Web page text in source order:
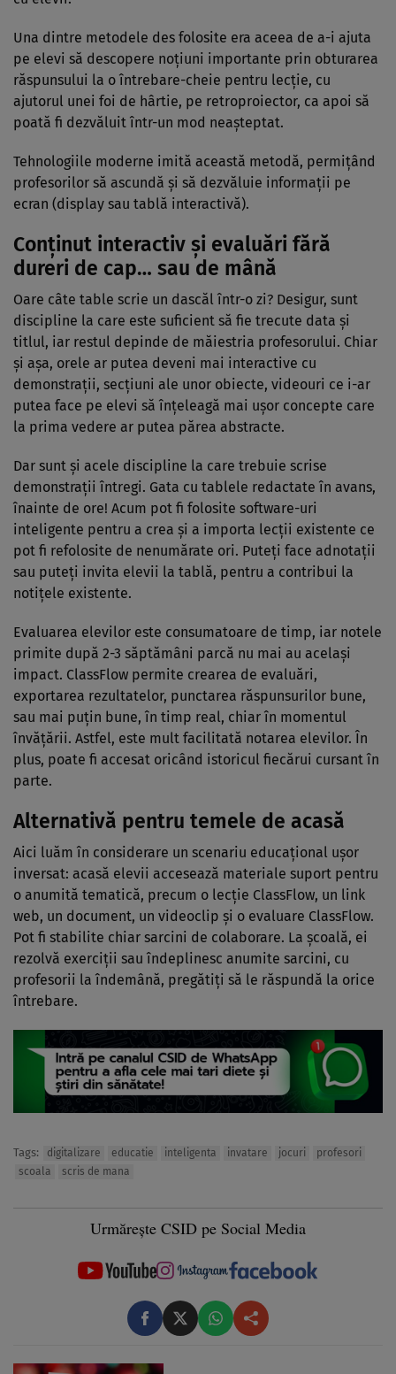
Una dintre metodele des folosite era aceea de a-i ajuta
pe elevi să descopere noțiuni importante prin obturarea
răspunsului la o întrebare-cheie pentru lecție, cu
ajutorul unei foi de hârtie, pe retroproiector, ca apoi să
poată fi dezvăluit într-un mod neașteptat.
Tehnologiile moderne imită această metodă, permițând
profesorilor să ascundă și să dezvăluie informații pe
ecran (display sau tablă interactivă).
Conținut interactiv și evaluări fără
dureri de cap… sau de mână
Oare câte table scrie un dascăl într-o zi? Desigur, sunt
discipline la care este suficient să fie trecute data și
titlul, iar restul depinde de măiestria profesorului. Chiar
și așa, orele ar putea deveni mai interactive cu
demonstrații, secțiuni ale unor obiecte, videouri ce i-ar
putea face pe elevi să înțeleagă mai ușor concepte care
la prima vedere ar putea părea abstracte.
Dar sunt și acele discipline la care trebuie scrise
demonstrații întregi. Gata cu tablele redactate în avans,
înainte de ore! Acum pot fi folosite software-uri
inteligente pentru a crea și a importa lecții existente ce
pot fi refolosite de nenumărate ori. Puteți face adnotații
sau puteți invita elevii la tablă, pentru a contribui la
notițele existente.
Evaluarea elevilor este consumatoare de timp, iar notele
primite după 2-3 săptămâni parcă nu mai au același
impact. ClassFlow permite crearea de evaluări,
exportarea rezultatelor, punctarea răspunsurilor bune,
sau mai puțin bune, în timp real, chiar în momentul
învățării. Astfel, este mult facilitată notarea elevilor. În
plus, poate fi accesat oricând istoricul fiecărui cursant în
parte.
Alternativă pentru temele de acasă
Aici luăm în considerare un scenariu educațional ușor
inversat: acasă elevii accesează materiale suport pentru
o anumită tematică, precum o lecție ClassFlow, un link
web, un document, un videoclip și o evaluare ClassFlow.
Pot fi stabilite chiar sarcini de colaborare. La școală, ei
rezolvă exerciții sau îndeplinesc anumite sarcini, cu
profesorii la îndemână, pregătiți să le răspundă la orice
întrebare.
Tags: digitalizare educatie inteligenta invatare jocuri
profesori
scoala
scris de mana
Urmărește CSID pe Social Media